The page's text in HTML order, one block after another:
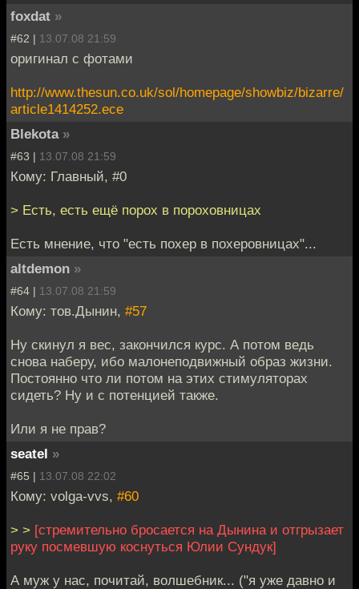
foxdat »
#62 | 13.07.08 21:59
оригинал с фотами
http://www.thesun.co.uk/sol/homepage/showbiz/bizarre/
article1414252.ece
Blekota »
#63 | 13.07.08 21:59
Кому: Главный, #0
> Есть, есть ещё порох в пороховницах
Есть мнение, что "есть похер в похеровницах"...
altdemon »
#64 | 13.07.08 21:59
Кому: тов.Дынин, #57
Ну скинул я вес, закончился курс. А потом ведь
снова наберу, ибо малонеподвижный образ жизни.
Постоянно что ли потом на этих стимуляторах
сидеть? Ну и с потенцией также.
Или я не прав?
seatel »
#65 | 13.07.08 22:02
Кому: volga-vvs, #60
> > [стремительно бросается на Дынина и отгрызает
руку посмевшую коснуться Юлии Сундук]
А муж у нас, почитай, волшебник... ("я уже давно и